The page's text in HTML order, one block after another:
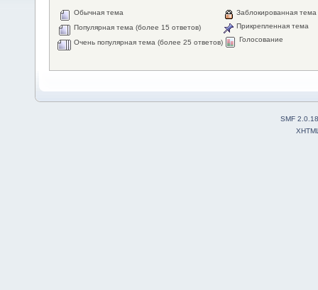
Обычная тема
Популярная тема (более 15 ответов)
Очень популярная тема (более 25 ответов)
Заблокированная тема
Прикрепленная тема
Голосование
SMF 2.0.18